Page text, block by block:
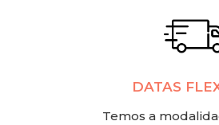
DATAS
Temos a